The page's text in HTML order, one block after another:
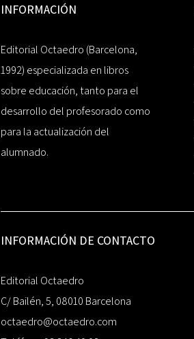
INFORMACIÓN
Editorial Octaedro (Barcelona,
1992) especializada en libros
sobre educación, tanto para el
desarrollo del profesorado como
para la actualización del
alumnado.
INFORMACIÓN DE CONTACTO
Editorial Octaedro
C/ Bailén, 5, 08010 Barcelona
octaedro@octaedro.com